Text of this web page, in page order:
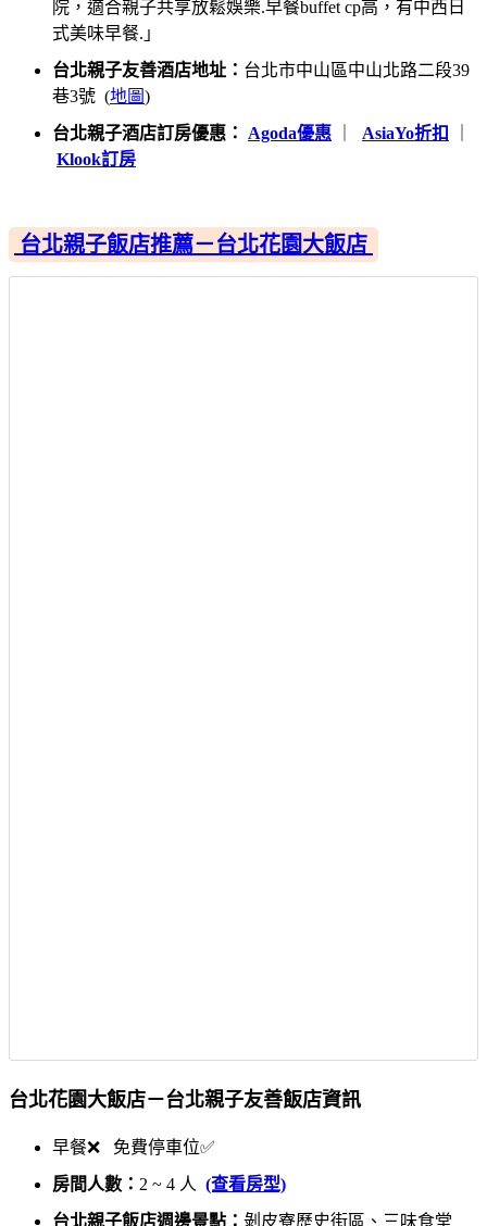
院，適合親子共享放鬆娛樂.早餐buffet cp高，有中西日
式美味早餐.」
台北親子友善酒店地址： 台北市中山區中山北路二段39
巷3號 (地圖)
台北親子酒店訂房優惠：
Agoda優惠 AsiaYo折扣
Klook訂房
台北親子飯店推薦－台北花園大飯店
台北花園大飯店－台北親子友善飯店資訊
早餐❌ 免費停車位✅
房間人數： 2 ~ 4 人 (查看房型)
台北親子飯店週邊景點： 剝皮寮歷史街區、三味食堂